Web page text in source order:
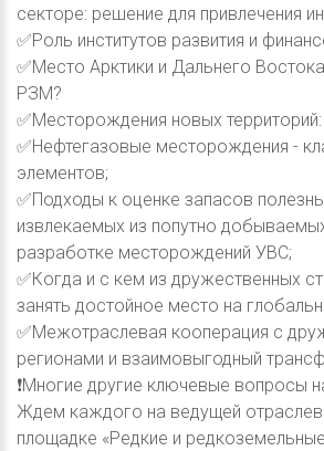
секторе: решение для привлечения
✅Роль институтов развития и
✅Место Арктики и Дальнего
РЗМ?
✅Месторождения новых
✅Нефтегазовые месторождения -
элементов;
✅Подходы к оценке запасов
извлекаемых из попутно
разработке месторождений УВС;
✅Когда и с кем из дружественных
занять достойное место на
✅Межотраслевая кооперация с
регионами и взаимовыгодный
❗️Многие другие ключевые вопросы
Ждем каждого на ведущей
площадке «Редкие и